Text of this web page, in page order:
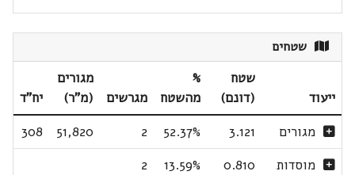
שטחים
ייעוד
שטח
(דונם)
%
מהשטח
מגרשים
מגורים
(מ"ר)
יח"ד
מגורים
3.121
52.37%
2
51,820
308
מוסדות
0.810
13.59%
2